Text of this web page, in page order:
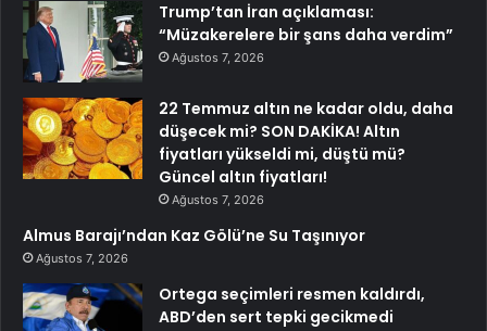
Trump’tan İran açıklaması:
“Müzakerelere bir şans daha verdim”
Ağustos 7, 2026
22 Temmuz altın ne kadar oldu, daha
düşecek mi? SON DAKİKA! Altın
fiyatları yükseldi mi, düştü mü?
Güncel altın fiyatları!
Ağustos 7, 2026
Almus Barajı’ndan Kaz Gölü’ne Su Taşınıyor
Ağustos 7, 2026
Ortega seçimleri resmen kaldırdı,
ABD’den sert tepki gecikmedi